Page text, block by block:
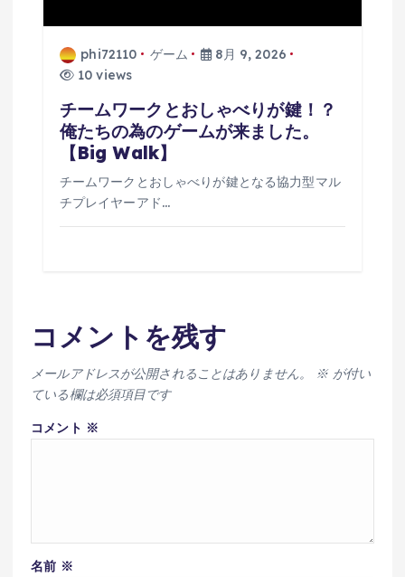
phi72110 ゲーム
8月 9, 2026
10 views
チームワークとおしゃべりが鍵！？
俺たちの為のゲームが来ました。
【Big Walk】
チームワークとおしゃべりが鍵となる協力型マル
チプレイヤーアド…
コメントを残す
メールアドレスが公開されることはありません。 ※が付い
ている欄は必須項目です
コメント ※
名前 ※